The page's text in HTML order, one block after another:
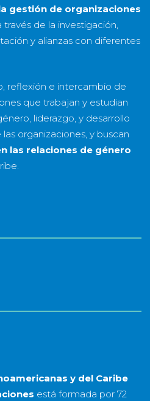
gestión de organizaciones
de la investigación,
y alianzas con diferentes
reflexión e intercambio de
que trabajan y estudian
liderazgo, y desarrollo
organizaciones, y buscan
las relaciones de género
y del Caribe
está formada por 72